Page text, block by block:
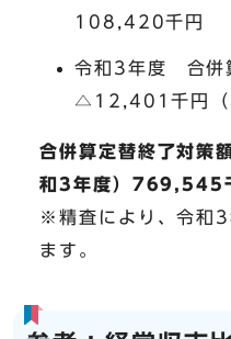
108,420千円
令和3年度 合併
△12,401千円（
合併算定替終了対策
和3年度）769,545
※精査により、令和3
ます。